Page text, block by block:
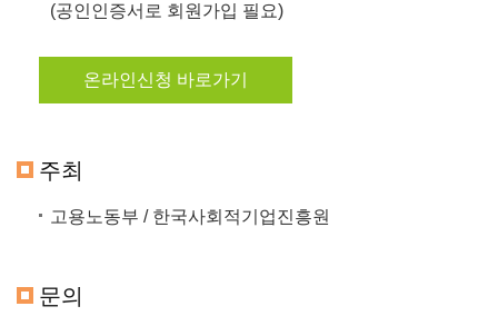
(공인인증서로 회원가입 필요)
온라인신청 바로가기
주최
고용노동부 / 한국사회적기업진흥원
문의